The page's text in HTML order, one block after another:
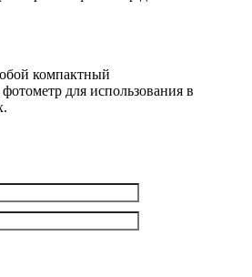
компактный
для использования в